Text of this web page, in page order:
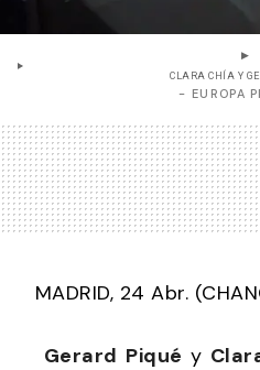
CLARA CHÍA Y
- EUROPA
MADRID, 24 Abr.
Gerard Piqué y